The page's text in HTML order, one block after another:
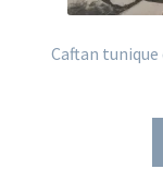
Caftan tunique